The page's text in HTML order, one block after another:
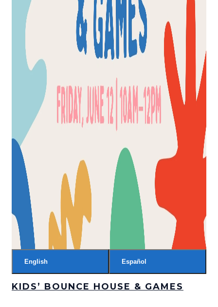
English Español
KIDS’ BOUNCE HOUSE & GAMES